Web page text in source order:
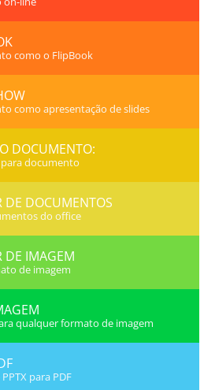
como o FlipBook
como apresentação de slides
DOCUMENTO:
documento
DE DOCUMENTOS
do office
DE IMAGEM
de imagem
qualquer formato de imagem
para PDF